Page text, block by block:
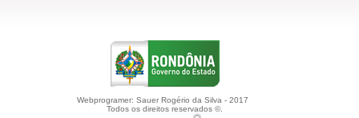
Webprogramer: Sauer Rogério da Silva - 2017
Todos os direitos reservados ©.